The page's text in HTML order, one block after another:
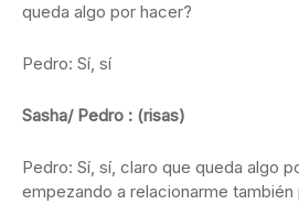
queda algo por hacer?
Pedro: Sí, sí
Sasha/ Pedro : (risas)
Pedro: Sí, sí, claro que queda algo
empezando a relacionarme